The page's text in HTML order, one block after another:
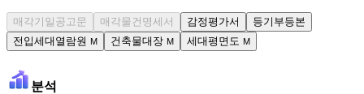
매각기일공고문 매각물건명세서 감정평가서
등기부등본
전입세대열람원 M 건축물대장 M 세대평면도 M
분석